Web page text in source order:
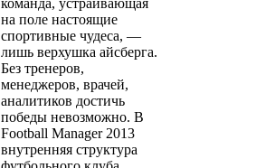
команда, устраивающая
на поле настоящие
спортивные чудеса, —
лишь верхушка айсберга.
Без тренеров,
менеджеров, врачей,
аналитиков достичь
победы невозможно. В
Football Manager 2013
внутренняя структура